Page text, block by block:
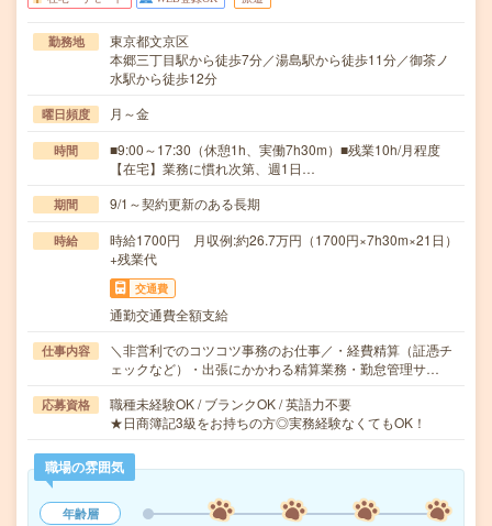
勤務地
東京都文京区
本郷三丁目駅から徒歩7分／湯島駅から徒歩11分／御茶ノ
水駅から徒歩12分
曜日頻度 月～金
時間
■9:00～17:30（休憩1h、実働7h30m）■残業10h/月程度
【在宅】業務に慣れ次第、週1日…
期間 9/1～契約更新のある長期
時給
時給1700円 月収例:約26.7万円（1700円×7h30m×21日）
+残業代
交通費
通勤交通費全額支給
仕事内容
＼非営利でのコツコツ事務のお仕事／・経費精算（証憑チ
ェックなど）・出張にかかわる精算業務・勤怠管理サ…
応募資格
職種未経験OK / ブランクOK / 英語力不要
★日商簿記3級をお持ちの方◎実務経験なくてもOK！
職場の雰囲気
年齢層